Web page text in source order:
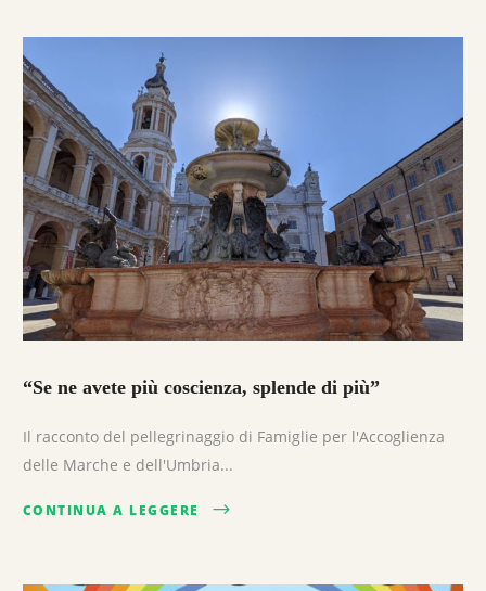
“Se ne avete più coscienza, splende di più”
Il racconto del pellegrinaggio di Famiglie per l'Accoglienza
delle Marche e dell'Umbria...
CONTINUA A LEGGERE